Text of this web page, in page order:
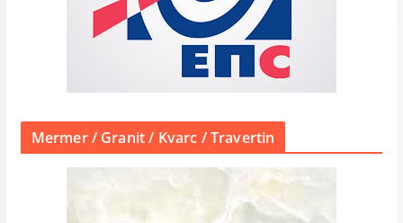
Mermer / Granit / Kvarc / Travertin